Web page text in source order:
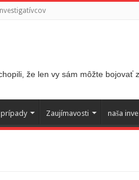
že len vy sám môžte bojovať
prípady Zaujímavosti naša